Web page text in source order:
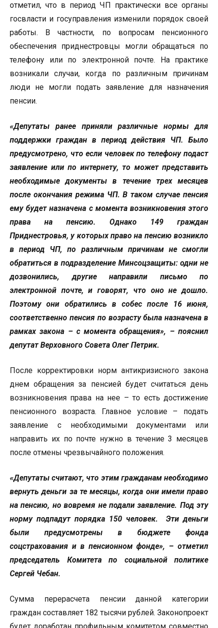
отметил, что в период ЧП практически все органы
госвласти и госуправления изменили порядок своей
работы. В частности, по вопросам пенсионного
обеспечения приднестровцы могли обращаться по
телефону или по электронной почте. На практике
возникали случаи, когда по различным причинам
люди не могли подать заявление для назначения
пенсии.
«Депутаты ранее приняли различные нормы для
поддержки граждан в период действия ЧП. Было
предусмотрено, что если человек по телефону подаст
заявление или по интернету, то может представить
необходимые документы в течение трех месяцев
после окончания режима ЧП. В таком случае пенсия
ему будет назначена с момента возникновения этого
права на пенсию. Однако 149 граждан
Приднестровья, у которых право на пенсию возникло
в период ЧП, по различным причинам не смогли
обратиться в подразделение Минсоцзащиты: одни не
дозвонились, другие направили письмо по
электронной почте, и говорят, что оно не дошло.
Поэтому они обратились в собес после 16 июня,
соответственно пенсия по возрасту была назначена в
рамках закона – с момента обращения», – пояснил
депутат Верховного Совета Олег Петрик.
После корректировки норм антикризисного закона
днем обращения за пенсией будет считаться день
возникновения права на нее – то есть достижение
пенсионного возраста. Главное условие – подать
заявление с необходимыми документами или
направить их по почте нужно в течение 3 месяцев
после отмены чрезвычайного положения.
«Депутаты считают, что этим гражданам необходимо
вернуть деньги за те месяцы, когда они имели право
на пенсию, но вовремя не подали заявление. Под эту
норму подпадут порядка 150 человек. Эти деньги
были предусмотрены в бюджете фонда
соцстрахования и в пенсионном фонде», – отметил
председатель Комитета по социальной политике
Сергей Чебан.
Сумма перерасчета пенсии данной категории
граждан составляет 182 тысячи рублей. Законопроект